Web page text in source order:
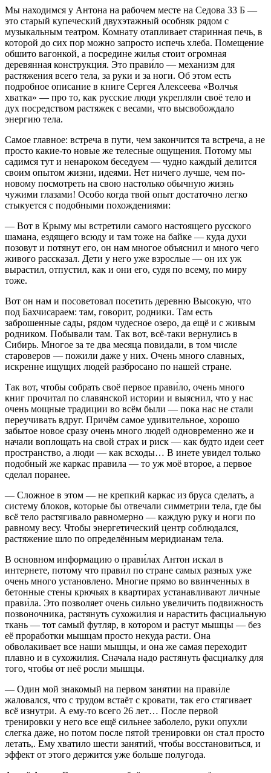
Мы находимся у Антона на рабочем месте на Седова 33 Б —
это старый купеческий двухэтажный особняк рядом с
музыкальным театром. Комнату отапливает старинная печь, в
которой до сих пор можно запросто испечь хлеба. Помещение
обшито вагонкой, а посредине жилья стоит огромная
деревянная конструкция. Это прави́ло — механизм для
растяжения всего тела, за руки и за ноги. Об этом есть
подробное описание в книге Сергея Алексеева «Волчья
хватка» — про то, как русские люди укрепляли своё тело и
дух посредством растяжек с весами, что высвобождало
энергию тела.
Самое главное: встреча в пути, чем закончится та встреча, а не
просто какие-то новые же телесные ощущения. Потому мы
садимся тут и ненароком беседуем — чудно каждый делится
своим опытом жизни, идеями. Нет ничего лучше, чем по-
новому посмотреть на свою настолько обычную жизнь
чужими глазами! Особо когда твой опыт достаточно легко
стыкуется с подобными похождениями:
— Вот в Крыму мы встретили самого настоящего русского
шамана, ездящего всюду и там тоже на байке — куда духи
позовут и потянут его, он нам многое объяснил и много чего
живого рассказал. Дети у него уже взрослые — он их уж
вырастил, отпустил, как и они его, судя по всему, по миру
тоже.
Вот он нам и посоветовал посетить деревню Высокую, что
под Бахчисараем: там, говорит, родники. Там есть
заброшенные сады, рядом чудесное озеро, да ещё и с живым
родником. Побывали там. Так вот, всё-таки вернулись в
Сибирь. Многое за те два месяца повидали, в том числе
староверов — пожили даже у них. Очень много славных,
искренне ищущих людей разбросано по нашей стране.
Так вот, чтобы собрать своё первое прави́ло, очень много
книг прочитал по славянской истории и выяснил, что у нас
очень мощные традиции во всём были — пока нас не стали
переучивать вдруг. Причём самое удивительное, хорошо
забытое новое сразу очень много людей одновременно же и
начали воплощать на свой страх и риск — как будто идеи сеет
пространство, а люди — как всходы… В инете увидел только
подобный же каркас правила — то уж моё второе, а первое
сделал поранее.
— Сложное в этом — не крепкий каркас из бруса сделать, а
систему блоков, которые бы отвечали симметрии тела, где бы
всё тело растягивало равномерно — каждую руку и ноги по
равному весу. Чтобы энергетический центр соблюдался,
растяжение шло по определённым меридианам тела.
В основном информацию о прави́лах Антон искал в
интернете, потому что прави́л по стране самых разных уже
очень много установлено. Многие прямо во ввинченных в
бетонные стены крючьях в квартирах устанавливают личные
прави́ла. Это позволяет очень сильно увеличить подвижность
позвоночника, растянуть сухожилия и нарастить фасциальную
ткань — тот самый футляр, в котором и растут мышцы — без
её проработки мышцам просто некуда расти. Она
обволакивает все наши мышцы, и она же самая переходит
плавно и в сухожилия. Сначала надо растянуть фасциалку для
того, чтобы от неё росли мышцы.
— Один мой знакомый на первом занятии на прави́ле
жаловался, что с трудом встаёт с кровати, так его стягивает
всё изнутри. А ему-то всего 26 лет… После первой
тренировки у него все ещё сильнее заболело, руки опухли
слегка даже, но потом после пятой тренировки он стал просто
летать,. Ему хватило шести занятий, чтобы восстановиться, и
эффект от этого держится уже больше полугода.